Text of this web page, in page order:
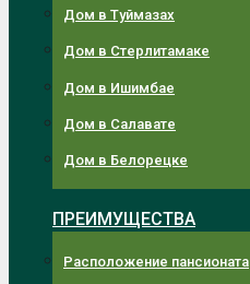
Дом в Туймазах
Дом в Стерлитамаке
Дом в Ишимбае
Дом в Салавате
Дом в Белорецке
ПРЕИМУЩЕСТВА
Расположение пансионата